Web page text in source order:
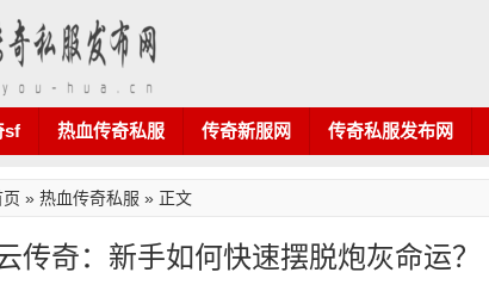
sf 热血传奇私服 传奇新服网 传奇私服发布网
» 热血传奇私服 » 正文
传奇：新手如何快速摆脱炮灰命运？